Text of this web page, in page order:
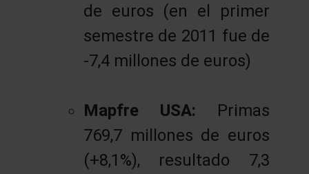
de euros (en el primer
semestre de 2011 fue de
-7,4 millones de euros)
Mapfre USA: Primas
769,7 millones de euros
(+8,1%), resultado 7,3